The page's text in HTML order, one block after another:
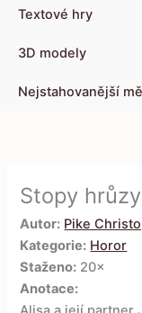
Textové hry
3D modely
Nejstahovanější
Stopy
Autor: Pike
Kategorie: Horor
Staženo: 20×
Anotace: